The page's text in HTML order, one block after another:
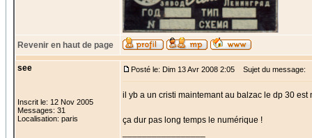
Revenir en haut de page
see
Inscrit le: 12 Nov 2005
Messages: 31
Localisation: paris
Posté le: Dim 13 Avr 2008 2:05 Sujet du message:
il yb a un cristi maintemant au balzac le dp 30 est
ça dur pas long temps le numérique !